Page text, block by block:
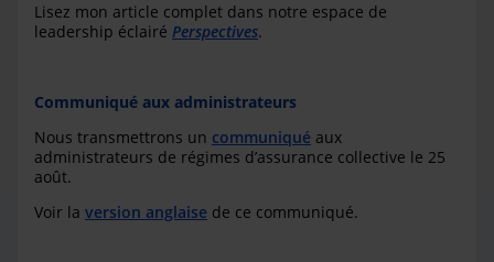
Lisez mon article complet dans notre espace de
leadership éclairé Perspectives.
Communiqué aux administrateurs
Nous transmettrons un communiqué aux
administrateurs de régimes d’assurance collective le 25
août.
Voir la version anglaise de ce communiqué.